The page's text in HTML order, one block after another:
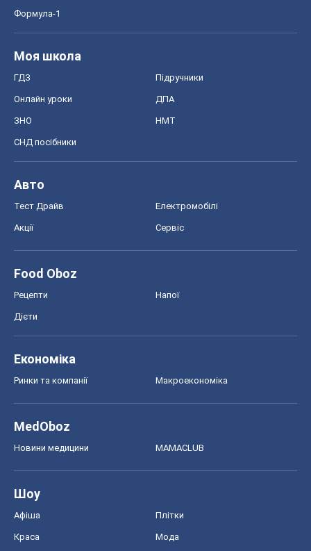
Формула-1
Моя школа
ГДЗ Підручники
Онлайн уроки ДПА
ЗНО НМТ
СНД посібники
Авто
Тест Драйв Електромобілі
Акції Сервіс
Food Oboz
Рецепти Напої
Дієти
Економіка
Ринки та компанії Макроекономіка
MedOboz
Новини медицини MAMACLUB
Шоу
Афіша Плітки
Краса Мода